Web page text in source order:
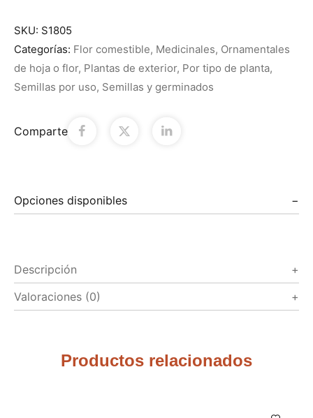
SKU: S1805
Categorías: Flor comestible, Medicinales, Ornamentales
de hoja o flor, Plantas de exterior, Por tipo de planta,
Semillas por uso, Semillas y germinados
Comparte
Opciones disponibles
Descripción
Valoraciones (0)
Productos relacionados